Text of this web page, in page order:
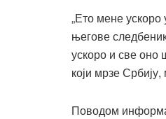
„Ето мене
његове
ускоро и све оно
који мрзе
Поводом